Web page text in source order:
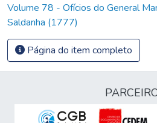
Volume 78 - Ofícios do General
Saldanha (1777)
Página do item completo